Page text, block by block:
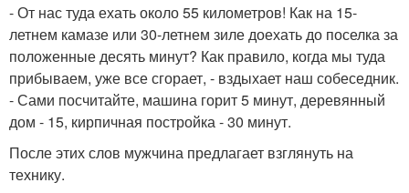
- От нас туда ехать около 55 километров! Как на 15-
летнем камазе или 30-летнем зиле доехать до поселка за
положенные десять минут? Как правило, когда мы туда
прибываем, уже все сгорает, - вздыхает наш собеседник.
- Сами посчитайте, машина горит 5 минут, деревянный
дом - 15, кирпичная постройка - 30 минут.
После этих слов мужчина предлагает взглянуть на
технику.